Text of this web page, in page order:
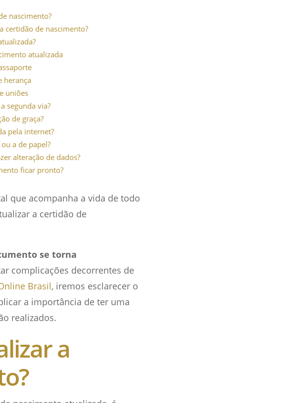
nascimento?
certidão de nascimento?
atualizada
herança
uniões
segunda via?
de graça?
pela internet?
a de papel?
alteração de dados?
ficar pronto?
que acompanha a vida de todo
a certidão de
se torna
complicações decorrentes de
Brasil, iremos esclarecer o
a importância de ter uma
realizados.
a